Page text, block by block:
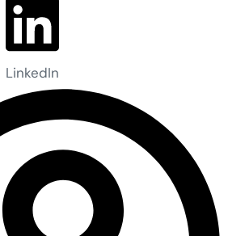
LinkedIn